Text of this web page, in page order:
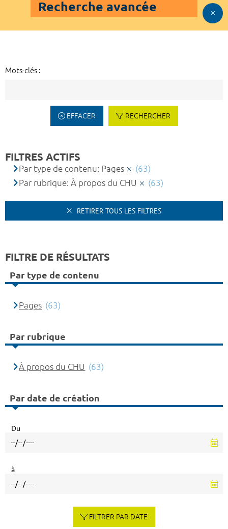
Recherche avancée
Mots-clés :
EFFACER RECHERCHER
FILTRES ACTIFS
Par type de contenu: Pages
(63)
Par rubrique: À propos du CHU
(63)
RETIRER TOUS LES FILTRES
FILTRE DE RÉSULTATS
Par type de contenu
Pages (63)
Par rubrique
À propos du CHU (63)
Par date de création
Du
à
FILTRER PAR DATE